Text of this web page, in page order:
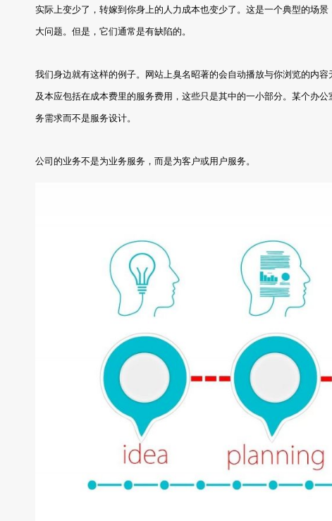
实际上变少了，转嫁到你身上的人力成本也变少了。这是一个典型的场
大问题。但是，它们通常是有缺陷的。
我们身边就有这样的例子。网站上臭名昭著的会自动播放与你浏览的内
及本应包括在成本费里的服务费用，这些只是其中的一小部分。某个办
务需求而不是服务设计。
公司的业务不是为业务服务，而是为客户或用户服务。